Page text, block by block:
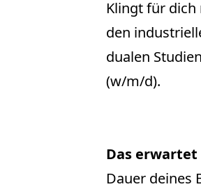
Klingt für dich
den
dualen
(w/m/d).
Das erwartet
Dauer deines